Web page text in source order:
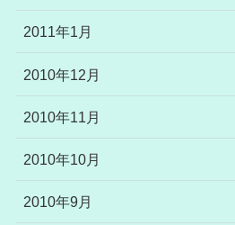
2011年1月
2010年12月
2010年11月
2010年10月
2010年9月